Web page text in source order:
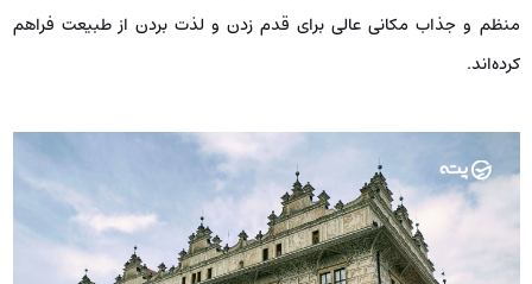
منظم و جذاب مکانی عالی برای قدم زدن و لذت بردن از طبیعت فراهم
کرده‌اند.